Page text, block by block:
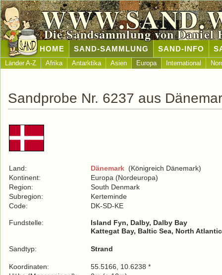
Die Sandsammlung von Daniel
HOME SAND-SAMMLUNG SAND-INFO
Länder A-Z Afrika Antarktika Asien Europa International
Sandprobe Nr. 6237 aus
Land: Dänemark (Königreich Dänemark)
Kontinent:
Europa (Nordeuropa)
Region:
South Denmark
Subregion:
Kerteminde
Code:
DK-SD-KE
Fundstelle:
Island Fyn, Dalby, Dalby Bay
Kattegat Bay, Baltic Sea, North
Sandtyp: Strand
Koordinaten:
55.5166, 10.6238 *